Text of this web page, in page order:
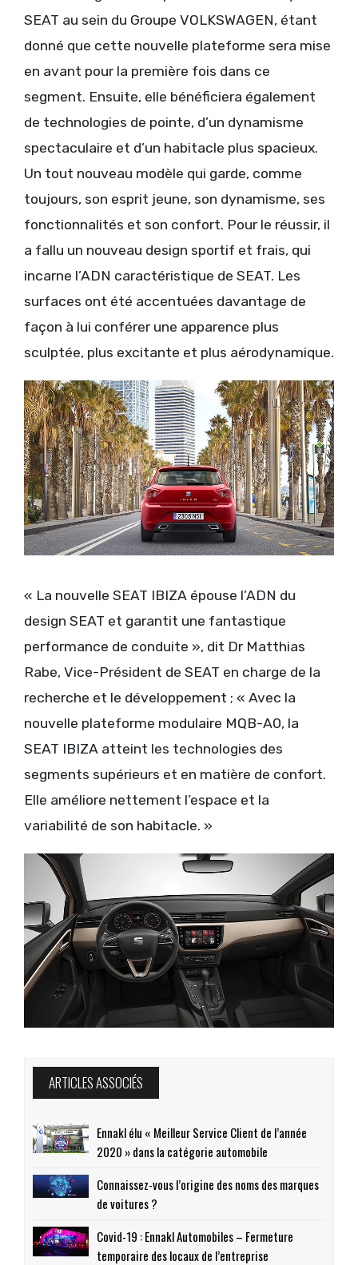
SEAT au sein du Groupe VOLKSWAGEN, étant
donné que cette nouvelle plateforme sera mise
en avant pour la première fois dans ce
segment. Ensuite, elle bénéficiera également
de technologies de pointe, d’un dynamisme
spectaculaire et d’un habitacle plus spacieux.
Un tout nouveau modèle qui garde, comme
toujours, son esprit jeune, son dynamisme, ses
fonctionnalités et son confort. Pour le réussir, il
a fallu un nouveau design sportif et frais, qui
incarne l’ADN caractéristique de SEAT. Les
surfaces ont été accentuées davantage de
façon à lui conférer une apparence plus
sculptée, plus excitante et plus aérodynamique.
« La nouvelle SEAT IBIZA épouse l’ADN du
design SEAT et garantit une fantastique
performance de conduite », dit Dr Matthias
Rabe, Vice-Président de SEAT en charge de la
recherche et le développement ; « Avec la
nouvelle plateforme modulaire MQB-A0, la
SEAT IBIZA atteint les technologies des
segments supérieurs et en matière de confort.
Elle améliore nettement l’espace et la
variabilité de son habitacle. »
ARTICLES ASSOCIÉS
Ennakl élu « Meilleur Service Client de l’année
2020 » dans la catégorie automobile
Connaissez-vous l’origine des noms des marques
de voitures ?
Covid-19 : Ennakl Automobiles – Fermeture
temporaire des locaux de l’entreprise